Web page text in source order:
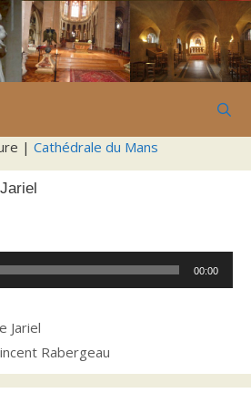
| Cathédrale du Mans
00:00
Jariel
Rabergeau